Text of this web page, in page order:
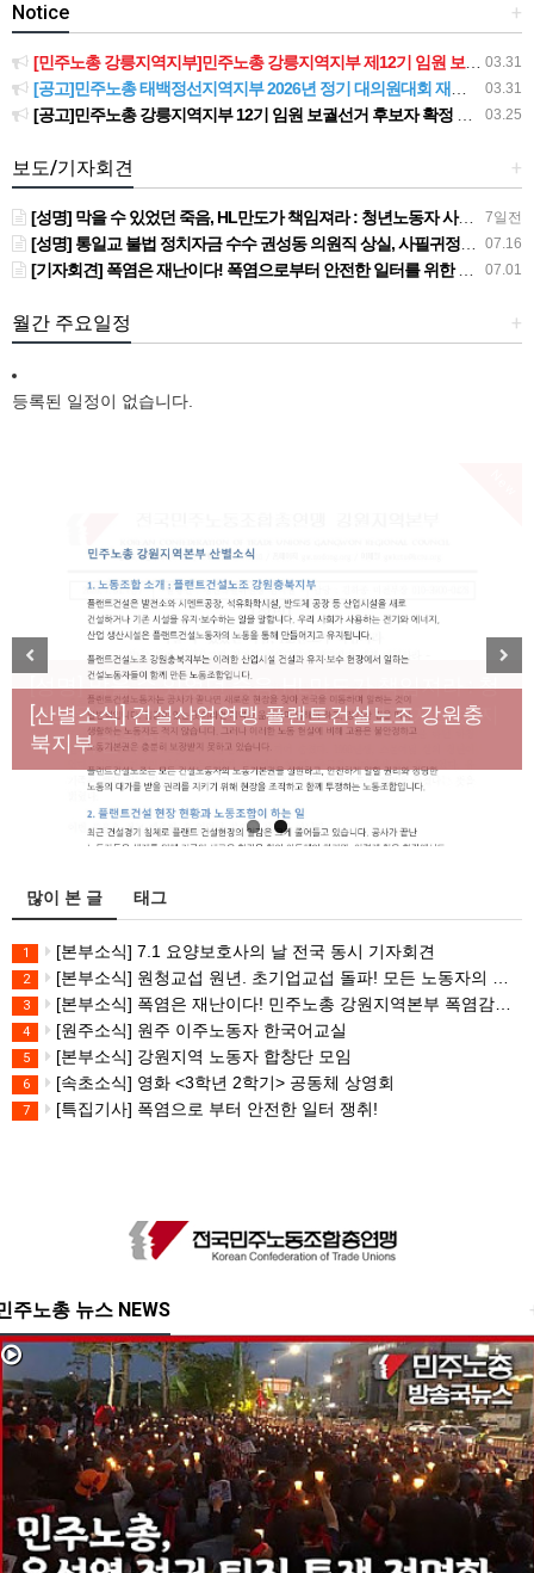
+
Notice
03.31
[민주노총 강릉지역지부]민주노총 강릉지역지부 제12기 임원 보궐선거결과 공고
03.31
[공고]민주노총 태백정선지역지부 2026년 정기 대의원대회 재소집 건
03.25
[공고]민주노총 강릉지역지부 12기 임원 보궐선거 후보자 확정 공고
+
보도/기자회견
7일전
[성명] 막을 수 있었던 죽음, HL만도가 책임져라 : 청년노동자 사망사고의 철저한 진상규명과 재발방지 대책 마련하라
07.16
[성명] 통일교 불법 정치자금 수수 권성동 의원직 상실, 사필귀정이다
07.01
[기자회견] 폭염은 재난이다! 폭염으로부터 안전한 일터를 위한 민주노총 강원지역본부 폭염감시단 선포 기자회견
+
월간 주요일정
등록된 일정이 없습니다.
[성명] 막을 수 있었던 죽음, HL만도가 책임져라 : 청
년노동자 사망사고의 철저한 진상규명과 재발방지
대책 마련하라
[산별소식] 건설산업연맹 플랜트건설노조 강원충
북지부
Previous Next
많이 본 글 태그
1 [본부소식] 7.1 요양보호사의 날 전국 동시 기자회견
2 [본부소식] 원청교섭 원년. 초기업교섭 돌파! 모든 노동자의 노동기본권 쟁취! 민주노총 7.15 총파업대회
3 [본부소식] 폭염은 재난이다! 민주노총 강원지역본부 폭염감시단 선포 기자회견
4 [원주소식] 원주 이주노동자 한국어교실
5 [본부소식] 강원지역 노동자 합창단 모임
6 [속초소식] 영화 <3학년 2학기> 공동체 상영회
7 [특집기사] 폭염으로 부터 안전한 일터 쟁취!
주노총 뉴스 NEWS